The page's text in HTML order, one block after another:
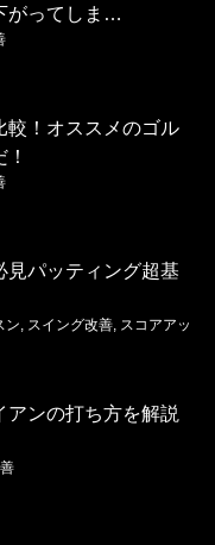
がってしま…
較！オススメのゴル
見パッティング超基
ン, スイング改善, スコアアッ
アンの打ち方を解説